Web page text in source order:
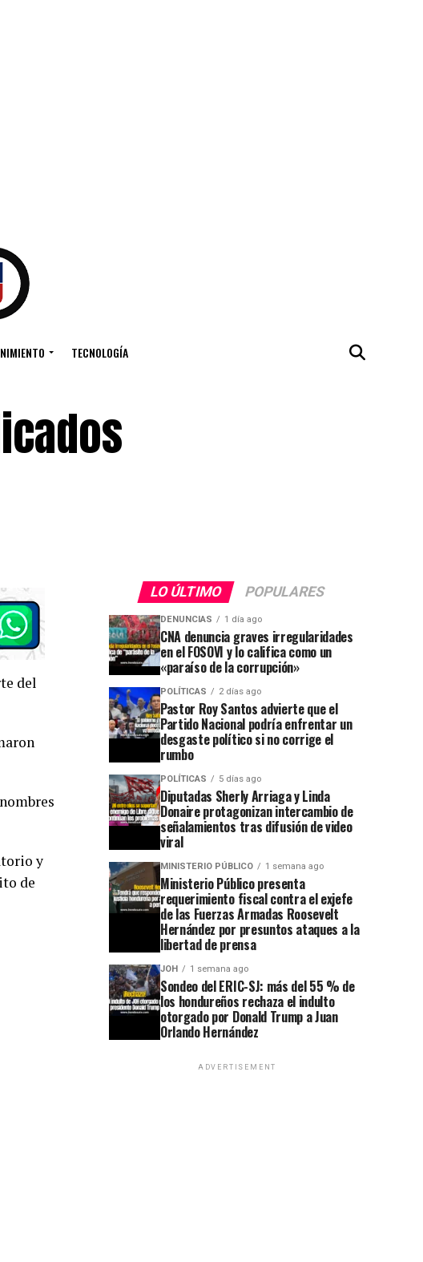
TECNOLOGÍA
del
y
de
LO ÚLTIMO POPULARES
DENUNCIAS 1 día ago
CNA denuncia graves irregularidades
en el FOSOVI y lo califica como un
«paraíso de la corrupción»
POLÍTICAS 2 días ago
Pastor Roy Santos advierte que el
Partido Nacional podría enfrentar un
desgaste político si no corrige el
rumbo
POLÍTICAS 5 días ago
Diputadas Sherly Arriaga y Linda
Donaire protagonizan intercambio de
señalamientos tras difusión de video
viral
MINISTERIO PÚBLICO 1 semana ago
Ministerio Público presenta
requerimiento fiscal contra el exjefe
de las Fuerzas Armadas Roosevelt
Hernández por presuntos ataques a la
libertad de prensa
JOH 1 semana ago
Sondeo del ERIC-SJ: más del 55 % de
los hondureños rechaza el indulto
otorgado por Donald Trump a Juan
Orlando Hernández
ADVERTISEMENT